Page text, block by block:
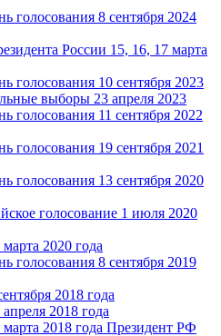
голосования 8 сентября 2024
России 15, 16, 17 марта
голосования 10 сентября 2023
выборы 23 апреля 2023
голосования 11 сентября 2022
голосования 19 сентября 2021
голосования 13 сентября 2020
голосование 1 июля 2020
2020 года
голосования 8 сентября 2019
2018 года
2018 года
2018 года Президент РФ